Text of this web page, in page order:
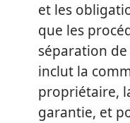
et les
que les
séparation
inclut la
propriétaire,
garantie, et